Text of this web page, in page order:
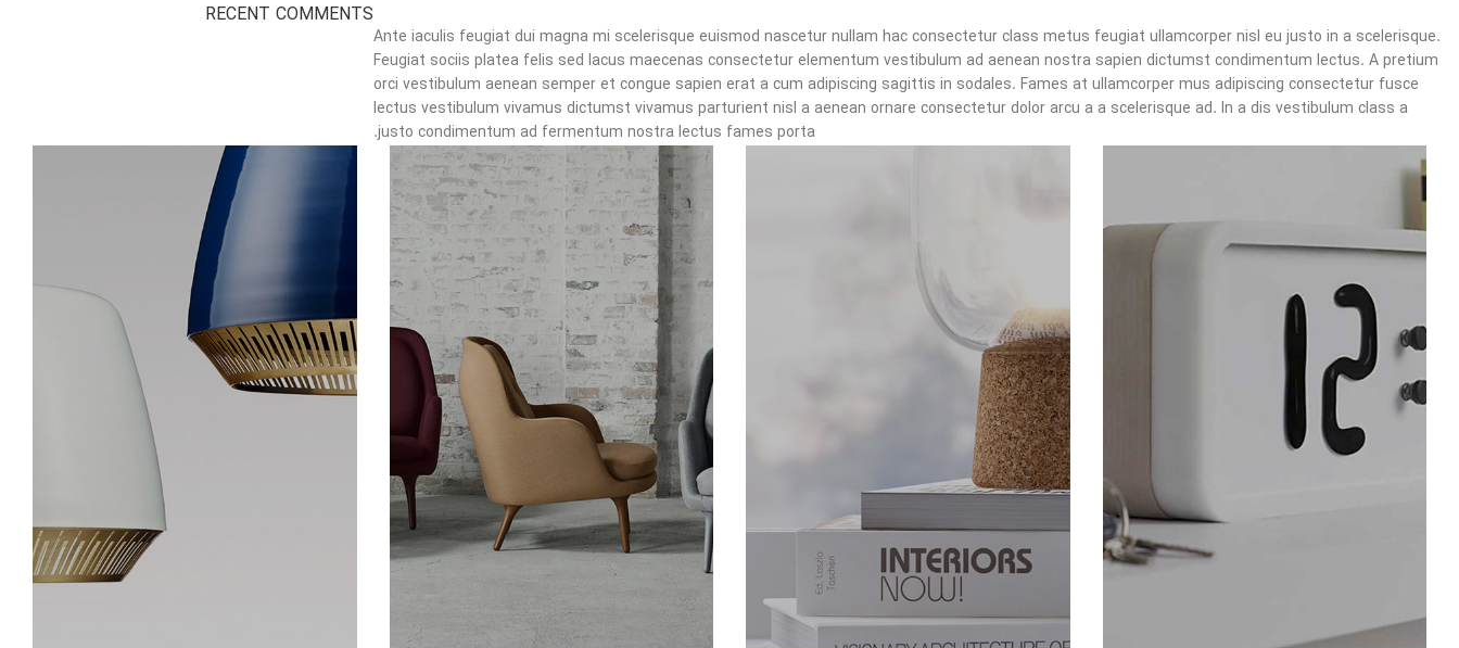
Ante iaculis feugiat dui magna mi scelerisque euismod nascetur nullam hac consectetur class metus feugiat ullamcorper nisl eu justo in a scelerisque.
Feugiat sociis platea felis sed lacus maecenas consectetur elementum vestibulum ad aenean nostra sapien dictumst condimentum lectus. A pretium
orci vestibulum aenean semper et congue sapien erat a cum adipiscing sagittis in sodales. Fames at ullamcorper mus adipiscing consectetur fusce
lectus vestibulum vivamus dictumst vivamus parturient nisl a aenean ornare consectetur dolor arcu a a scelerisque ad. In a dis vestibulum class a
justo condimentum ad fermentum nostra lectus fames porta.
RECENT COMMENTS